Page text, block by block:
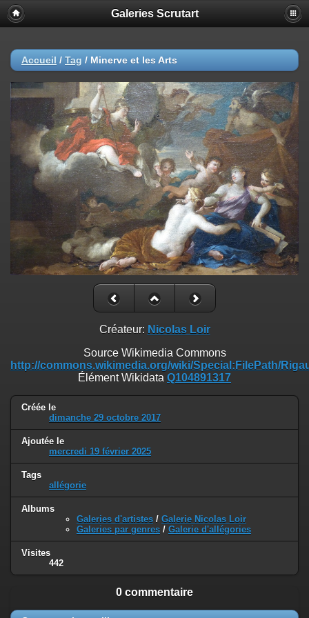
Galeries Scrutart
Accueil / Tag / Minerve et les Arts
Créateur: Nicolas Loir
Source Wikimedia Commons
http://commons.wikimedia.org/wiki/Special:FilePath/
Élément Wikidata Q104891317
Créée le
dimanche 29 octobre 2017
Ajoutée le
mercredi 19 février 2025
Tags
allégorie
Albums
Galeries d'artistes / Galerie Nicolas Loir
Galeries par genres / Galerie d'allégories
Visites
442
0 commentaire